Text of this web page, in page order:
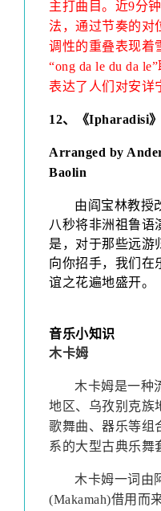
主打曲目。近9分
法，通过节奏的对
调性的重叠表现着
“ong da le du da
表达了人们对安详
12、 《Ipharadisi》
Arranged by
Baolin
由阎宝林教授
八秒将非洲祖鲁语
是，对于那些远游
向你招手，我们在
谊之花遍地盛开。
音乐小知识
木卡姆
木卡姆是一种
地区、乌孜别克族
歌舞曲、器乐等组
系的大型古典乐舞
木卡姆一词由
(Makamah)借用而